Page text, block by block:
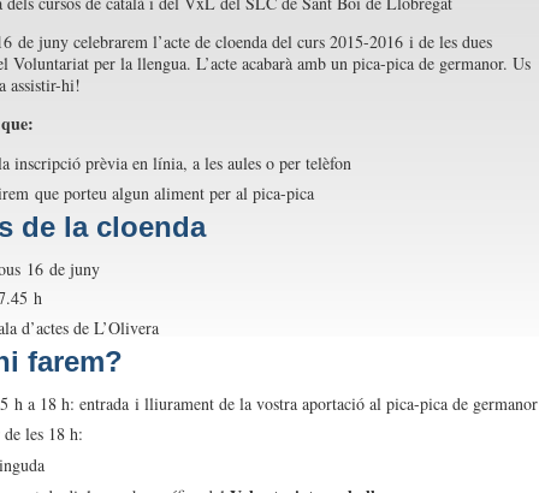
de juny celebrarem l’acte de cloenda del curs 2015-2016 i de les dues
Voluntariat per la llengua. L’acte acabarà amb un pica-pica de germanor. Us
assistir-hi!
inscripció prèvia en línia, a les aules o per telèfon
que porteu algun aliment per al pica-pica
de la cloenda
16 de juny
h
d’actes de L’Olivera
farem?
h a 18 h: entrada i lliurament de la vostra aportació al pica-pica de germanor
les 18 h: